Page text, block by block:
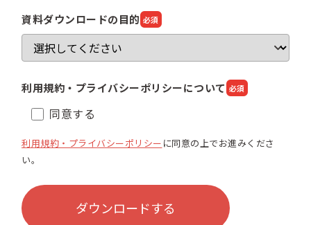
資料ダウンロードの目的 必須
利用規約・プライバシーポリシーについて 必須
同意する
利用規約・プライバシーポリシー に同意の上でお進みくださ
い。